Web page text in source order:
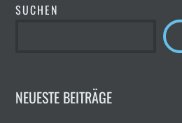
SUCHEN
NEUESTE BEITRÄGE